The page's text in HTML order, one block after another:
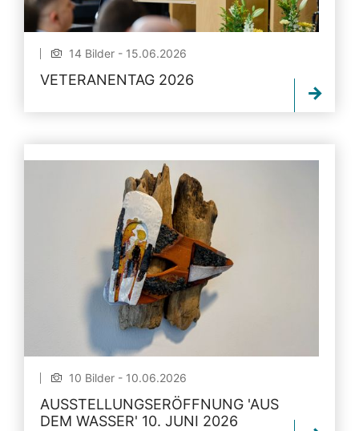
14 Bilder - 15.06.2026
VETERANENTAG 2026
10 Bilder - 10.06.2026
AUSSTELLUNGSERÖFFNUNG 'AUS
DEM WASSER' 10. JUNI 2026